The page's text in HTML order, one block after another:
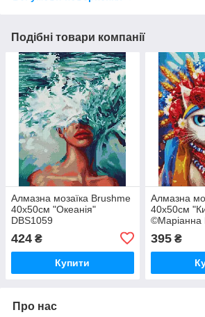
Подібні товари компанії
Алмазна мозаїка Brushme
40x50см "Океанія"
DBS1059
424 ₴
Купити
Алмазна
40x50см
©Маріанна
395₴
Про нас